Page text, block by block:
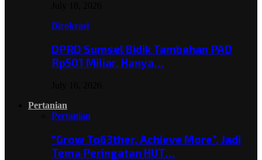
Birokrasi
DPRD Sumsel Bidik Tambahan PAD
Rp501 Miliar, Hanya…
Pertanian
Pertanian
“Grow To63ther, Achieve More”, Jadi
Tema Peringatan HUT…